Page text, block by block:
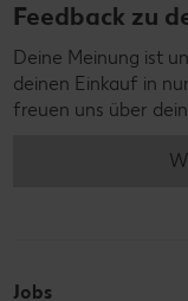
Feedback zu
Deine Meinung ist
deinen Einkauf in
freuen uns über
Jobs